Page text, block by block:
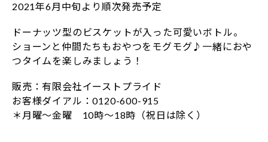
2021年6月中旬より順次発売予定
ドーナッツ型のビスケットが入った可愛いボトル。
ショーンと仲間たちもおやつをモグモグ♪一緒におや
つタイムを楽しみましょう！
販売：有限会社イーストプライド
お客様ダイアル：0120-600-915
＊月曜～金曜 10時～18時（祝日は除く）